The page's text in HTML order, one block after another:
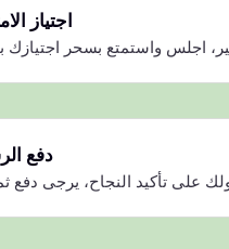
اجتياز
دفع